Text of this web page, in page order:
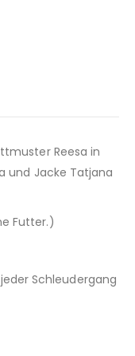
Reesa in
und Jacke Tatjana
Futter.)
Schleudergang